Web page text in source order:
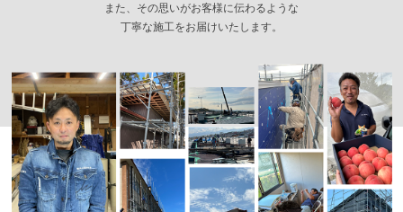
また、その思いがお客様に伝わるような
丁寧な施工をお届けいたします。